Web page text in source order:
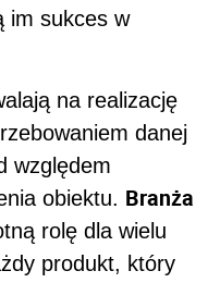
im sukces w
na realizację
danej
względem
obiektu. Branża
rolę dla wielu
produkt, który